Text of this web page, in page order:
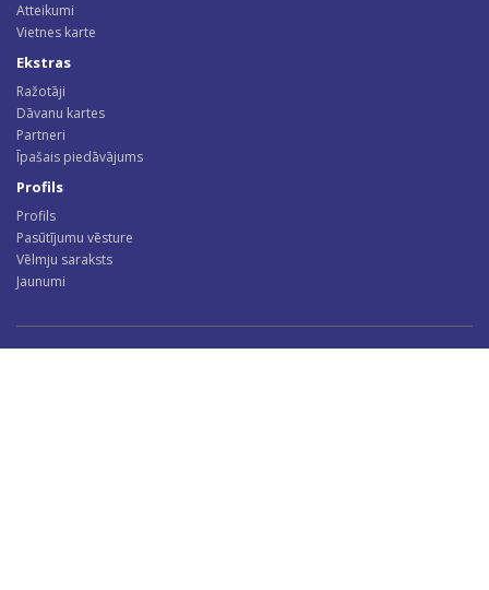
Atteikumi
Vietnes karte
Ekstras
Ražotāji
Dāvanu kartes
Partneri
Īpašais piedāvājums
Profils
Profils
Pasūtījumu vēsture
Vēlmju saraksts
Jaunumi